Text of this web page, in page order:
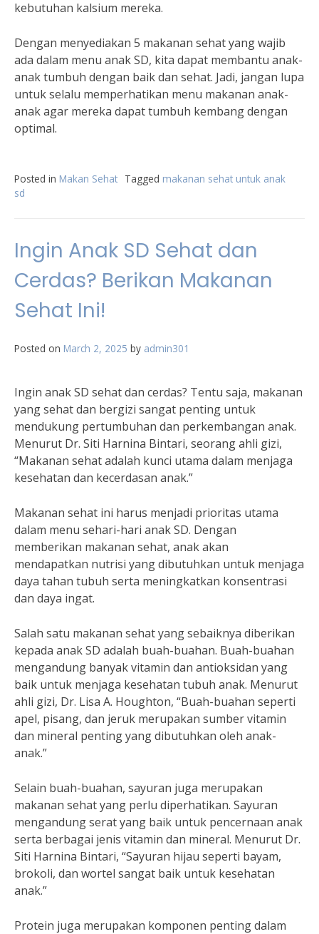
kebutuhan kalsium mereka.
Dengan menyediakan 5 makanan sehat yang wajib
ada dalam menu anak SD, kita dapat membantu anak-
anak tumbuh dengan baik dan sehat. Jadi, jangan lupa
untuk selalu memperhatikan menu makanan anak-
anak agar mereka dapat tumbuh kembang dengan
optimal.
Posted in Makan Sehat Tagged makanan sehat untuk anak
sd
Ingin Anak SD Sehat dan
Cerdas? Berikan Makanan
Sehat Ini!
Posted on March 2, 2025 by admin301
Ingin anak SD sehat dan cerdas? Tentu saja, makanan
yang sehat dan bergizi sangat penting untuk
mendukung pertumbuhan dan perkembangan anak.
Menurut Dr. Siti Harnina Bintari, seorang ahli gizi,
“Makanan sehat adalah kunci utama dalam menjaga
kesehatan dan kecerdasan anak.”
Makanan sehat ini harus menjadi prioritas utama
dalam menu sehari-hari anak SD. Dengan
memberikan makanan sehat, anak akan
mendapatkan nutrisi yang dibutuhkan untuk menjaga
daya tahan tubuh serta meningkatkan konsentrasi
dan daya ingat.
Salah satu makanan sehat yang sebaiknya diberikan
kepada anak SD adalah buah-buahan. Buah-buahan
mengandung banyak vitamin dan antioksidan yang
baik untuk menjaga kesehatan tubuh anak. Menurut
ahli gizi, Dr. Lisa A. Houghton, “Buah-buahan seperti
apel, pisang, dan jeruk merupakan sumber vitamin
dan mineral penting yang dibutuhkan oleh anak-
anak.”
Selain buah-buahan, sayuran juga merupakan
makanan sehat yang perlu diperhatikan. Sayuran
mengandung serat yang baik untuk pencernaan anak
serta berbagai jenis vitamin dan mineral. Menurut Dr.
Siti Harnina Bintari, “Sayuran hijau seperti bayam,
brokoli, dan wortel sangat baik untuk kesehatan
anak.”
Protein juga merupakan komponen penting dalam